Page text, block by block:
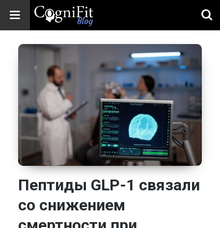
Blog: Brain
Health
News
Brain Training,
Mental Health, and
Wellness
Пептиды GLP-1 связали
со снижением